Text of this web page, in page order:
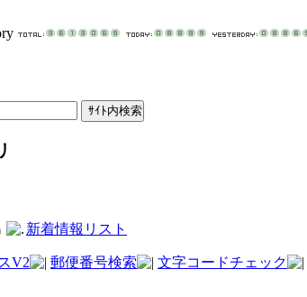
新着情報リスト
V2 郵便番号検索 文字コードチェック